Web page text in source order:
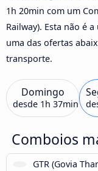
1h 20min com um
Railway). Esta não é
uma das ofertas
transporte.
Domingo
desde 1h 37min
Comboios
GTR (Govia